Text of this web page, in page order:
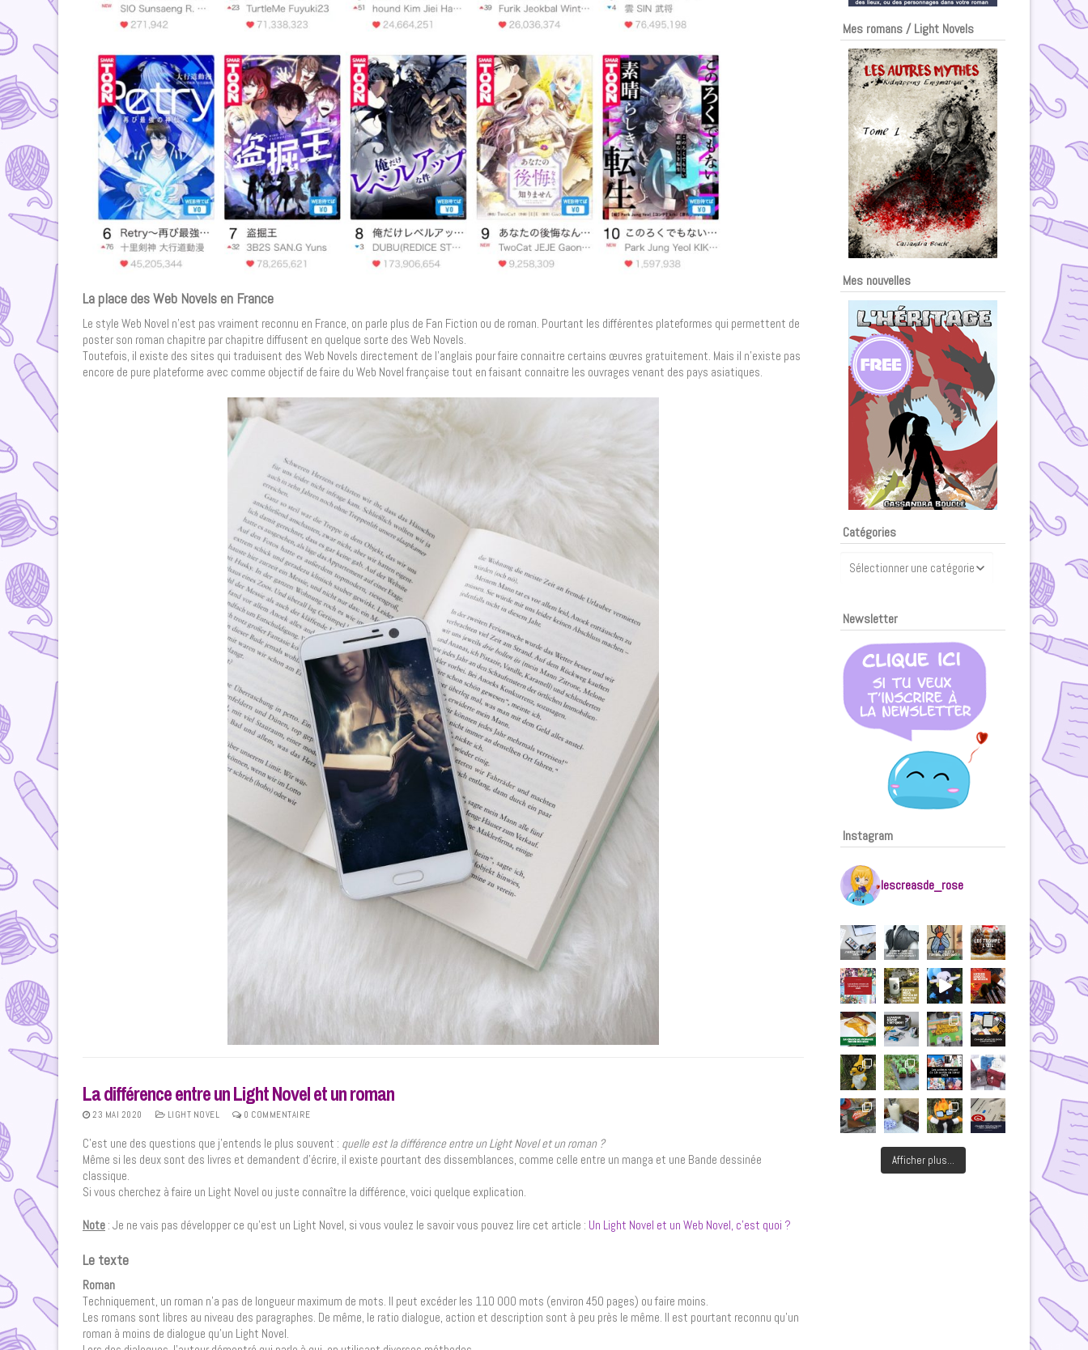
La place des Web Novels en France
Le style Web Novel n’est pas vraiment reconnu en France, on parle plus de Fan Fiction ou de roman. Pourtant les différentes plateformes qui permettent de
poster son roman chapitre par chapitre diffusent en quelque sorte des Web Novels.
Toutefois, il existe des sites qui traduisent des Web Novels directement de l’anglais pour faire connaitre certains œuvres gratuitement. Mais il n’existe pas
encore de pure plateforme avec comme objectif de faire du Web Novel française tout en faisant connaitre les ouvrages venant des pays asiatiques.
La différence entre un Light Novel et un roman
23 MAI 2020 LIGHT NOVEL 0 COMMENTAIRE
C’est une des questions que j’entends le plus souvent : quelle est la différence entre un Light Novel et un roman ?
Même si les deux sont des livres et demandent d’écrire, il existe pourtant des dissemblances, comme celle entre un manga et une Bande dessinée
classique.
Si vous cherchez à faire un Light Novel ou juste connaître la différence, voici quelque explication.
Note : Je ne vais pas développer ce qu’est un Light Novel, si vous voulez le savoir vous pouvez lire cet article : Un Light Novel et un Web Novel, c’est quoi ?
Le texte
Roman
Techniquement, un roman n’a pas de longueur maximum de mots. Il peut excéder les 110 000 mots (environ 450 pages) ou faire moins.
Les romans sont libres au niveau des paragraphes. De même, le ratio dialogue, action et description sont à peu près le même. Il est pourtant reconnu qu’un
roman à moins de dialogue qu’un Light Novel.
Mes romans / Light Novels
Mes nouvelles
Catégories
Newsletter
Instagram
lescreasde_rose
Afficher plus...